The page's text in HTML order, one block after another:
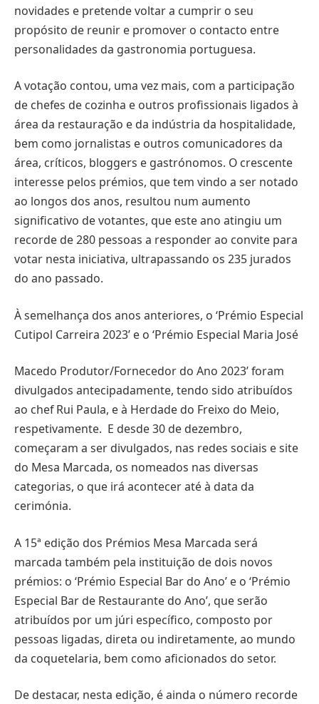
novidades e pretende voltar a cumprir o seu
propósito de reunir e promover o contacto entre
personalidades da gastronomia portuguesa.
A votação contou, uma vez mais, com a participação
de chefes de cozinha e outros profissionais ligados à
área da restauração e da indústria da hospitalidade,
bem como jornalistas e outros comunicadores da
área, críticos, bloggers e gastrónomos. O crescente
interesse pelos prémios, que tem vindo a ser notado
ao longos dos anos, resultou num aumento
significativo de votantes, que este ano atingiu um
recorde de 280 pessoas a responder ao convite para
votar nesta iniciativa, ultrapassando os 235 jurados
do ano passado.
À semelhança dos anos anteriores, o ‘Prémio Especial
Cutipol Carreira 2023’ e o ‘Prémio Especial Maria José
Macedo Produtor/Fornecedor do Ano 2023’ foram
divulgados antecipadamente, tendo sido atribuídos
ao chef Rui Paula, e à Herdade do Freixo do Meio,
respetivamente. E desde 30 de dezembro,
começaram a ser divulgados, nas redes sociais e site
do Mesa Marcada, os nomeados nas diversas
categorias, o que irá acontecer até à data da
cerimónia.
A 15ª edição dos Prémios Mesa Marcada será
marcada também pela instituição de dois novos
prémios: o ‘Prémio Especial Bar do Ano’ e o ‘Prémio
Especial Bar de Restaurante do Ano’, que serão
atribuídos por um júri específico, composto por
pessoas ligadas, direta ou indiretamente, ao mundo
da coquetelaria, bem como aficionados do setor.
De destacar, nesta edição, é ainda o número recorde